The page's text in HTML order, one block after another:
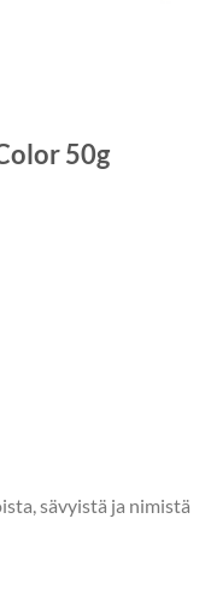
50g
sävyistä ja nimistä